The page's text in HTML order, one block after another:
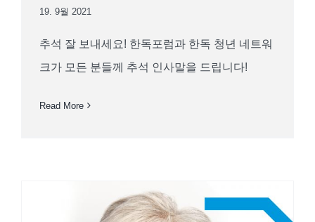
19. 9월 2021
추석 잘 보내세요! 한독포럼과 한독 청년 네트워
크가 모든 분들께 추석 인사말을 드립니다!
Read More